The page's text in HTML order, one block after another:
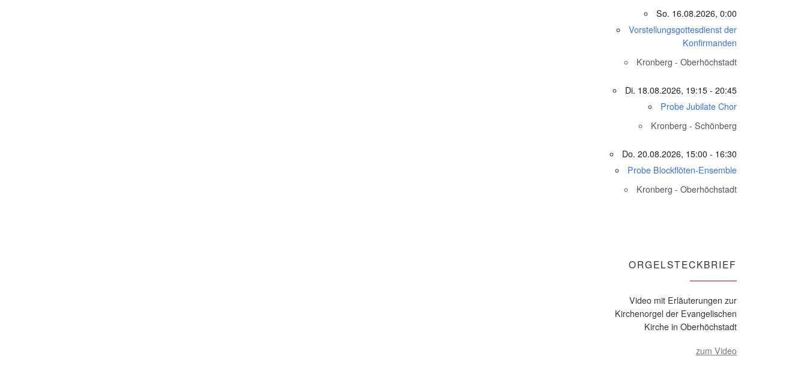
So. 16.08.2026, 0:00
Vorstellungsgottesdienst der
Konfirmanden
Kronberg - Oberhöchstadt
Di. 18.08.2026, 19:15 - 20:45
Probe Jubilate Chor
Kronberg - Schönberg
Do. 20.08.2026, 15:00 - 16:30
Probe Blockflöten-Ensemble
Kronberg - Oberhöchstadt
ORGELSTECKBRIEF
Video mit Erläuterungen zur
Kirchenorgel der Evangelischen
Kirche in Oberhöchstadt
zum Video